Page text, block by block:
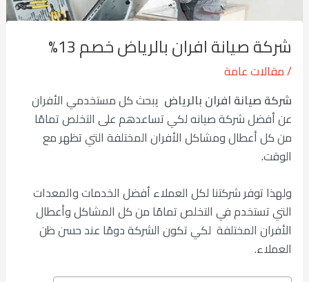
شركة صيانة افران بالرياض خصم 13%
/مقالات عامة
شركة صيانة افران بالرياض يبحث كل مستخدمي الأفران
عن أفضل شركة صيانه لكي تساعدهم على التخلص تمامًا
من كل أعطال ومشاكل الأفران المختلفة التي تظهر مع
الوقت.
ولهذا توفر شركتنا لكل العملاء أفضل الخدمات والمعدات
التي تستخدم في التخلص تمامًا من كل المشاكل وأعطال
الأفران المختلفة لكي تكون الشركة دومًا عند حسن ظن
العملاء.